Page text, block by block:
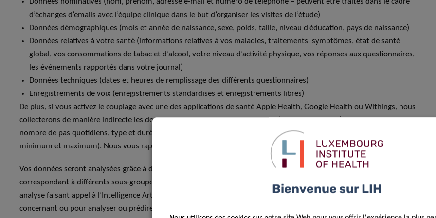
Données nominatives (nom, prénom, adresse e-mail et numéro de téléphone – peuvent être traités dans le cadre
d’échanges d’emails avec l’équipe clinique dans le but d’organiser les visites de l’étude)
Données démographiques (mois et année de naissance, sexe, poids, taille, niveau d’éducation, pays de naissance)
Données relatives à votre santé (informations relatives à vos maladies, traitements, symptômes, état de santé
global, vos consommations de tabac et d’alcool, votre niveau d’activité physique, vos réponses aux questionnaires,
les événements rapportés dans votre journal)
Données techniques (dates et heures de remplissage des différents questionnaires)
Enregistrements de voix (enregistrements standardisés et enregistrements libres)
De plus, si vous activez le couplage avec une des applications de santé Apple Health, Google Health ou Withings, nous
collecterons de manière indirecte les données suivantes pour les besoins de l’étude : nombre d’heures de sommeil,
nombre de pas quotidiens, type et durée d’activité réalisée et votre rythme cardiaque (rythme cardiaque moyen,
minimum et maximum). Nous vous rappelons cependant que vous pouvez désactiver ce couplage à tout moment.
Vos données seront analysées grâce à des méthodes d’Intelligence Artificielle pour identifier des signes vocaux
correspondant à différents sous-groupes de personnes ayant différentes pathologies et à différents symptômes. Cette
analyse faisant appel à l’Intelligence Artificielle ne sera en aucun cas utilisée pour prendre des décisions vous
concernant ou pour analyser ou prédire vos préférences, comportements et attitudes personnels.
Bienvenue sur LIH